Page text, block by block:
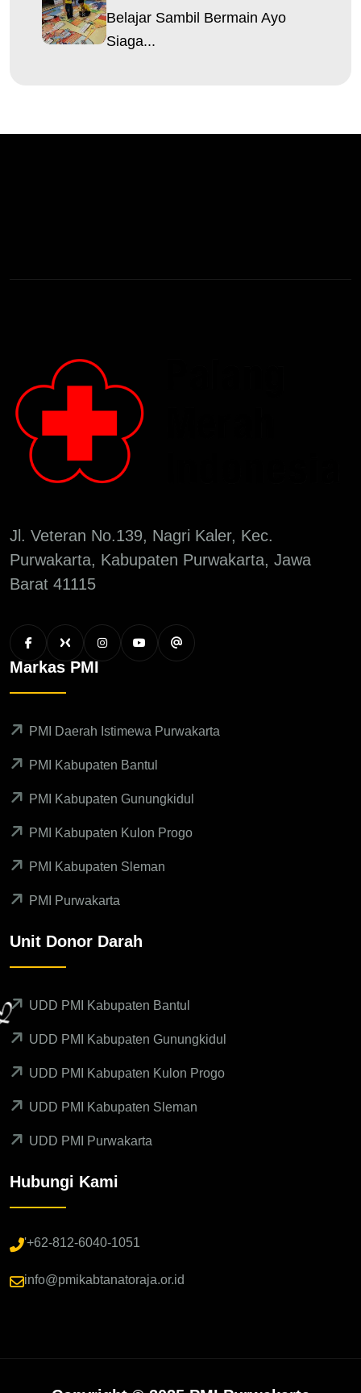
Belajar Sambil Bermain Ayo
Siaga...
Jl. Veteran No.139, Nagri Kaler, Kec.
Purwakarta, Kabupaten Purwakarta, Jawa
Barat 41115
Markas PMI
PMI Daerah Istimewa Purwakarta
PMI Kabupaten Bantul
PMI Kabupaten Gunungkidul
PMI Kabupaten Kulon Progo
PMI Kabupaten Sleman
PMI Purwakarta
Unit Donor Darah
UDD PMI Kabupaten Bantul
UDD PMI Kabupaten Gunungkidul
UDD PMI Kabupaten Kulon Progo
UDD PMI Kabupaten Sleman
UDD PMI Purwakarta
Hubungi Kami
'+62-812-6040-1051
info@pmikabtanatoraja.or.id